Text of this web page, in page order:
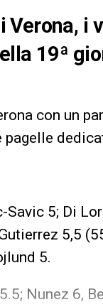
Verona, i
19ª
con un
pagelle
5; Di
5,5
5.
Nunez 6,